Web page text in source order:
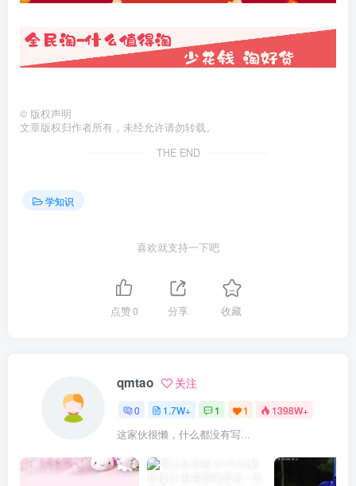
© 版权声明
文章版权归作者所有，未经允许请勿转载。
THE END
学知识
喜欢就支持一下吧
点赞0 分享 收藏
qmtao 关注
0 1.7W+ 1 1 1398W+
这家伙很懒，什么都没有写...